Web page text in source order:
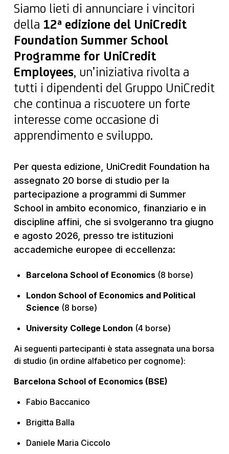
Siamo lieti di annunciare i vincitori
della 12ª edizione del UniCredit
Foundation Summer School
Programme for UniCredit
Employees, un’iniziativa rivolta a
tutti i dipendenti del Gruppo UniCredit
che continua a riscuotere un forte
interesse come occasione di
apprendimento e sviluppo.
Per questa edizione, UniCredit Foundation ha
assegnato 20 borse di studio per la
partecipazione a programmi di Summer
School in ambito economico, finanziario e in
discipline affini, che si svolgeranno tra giugno
e agosto 2026, presso tre istituzioni
accademiche europee di eccellenza:
Barcelona School of Economics(8 borse)
London School of Economics and Political
Science(8 borse)
University College London (4 borse)
Ai seguenti partecipanti è stata assegnata una borsa
di studio (in ordine alfabetico per cognome):
Barcelona School of Economics (BSE)
Fabio Baccanico
Brigitta Balla
Daniele Maria Ciccolo